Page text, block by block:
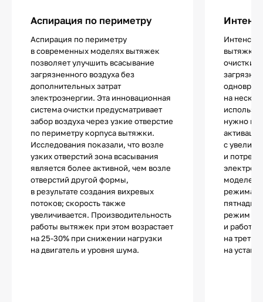
Аспирация по периметру
Аспирация по периметру
в современных моделях вытяжек
позволяет улучшить всасывание
загрязненного воздуха без
дополнительных затрат
электроэнергии. Эта инновационная
система очистки предусматривает
забор воздуха через узкие отверстие
по периметру корпуса вытяжки.
Исследования показали, что возле
узких отверстий зона всасывания
является более активной, чем возле
отверстий другой формы,
в результате создания вихревых
потоков; скорость также
увеличивается. Производительность
работы вытяжек при этом возрастает
на 25-30% при снижении нагрузки
на двигатель и уровня шума.
вытяжках
очистки
на
нужно
с
и
моделей
режима
режим
и работа
на
на